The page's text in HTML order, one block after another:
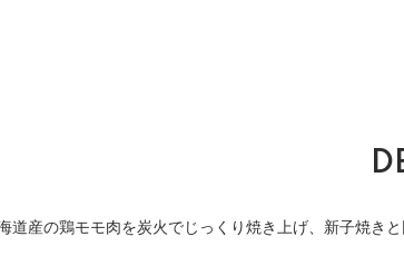
道産の鶏モモ肉を炭火でじっくり焼き上げ、新子焼き